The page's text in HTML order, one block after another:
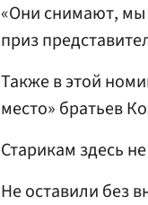
«Они снимают, мы
приз
Также в этой
место» братьев
Старикам здесь
Не оставили без